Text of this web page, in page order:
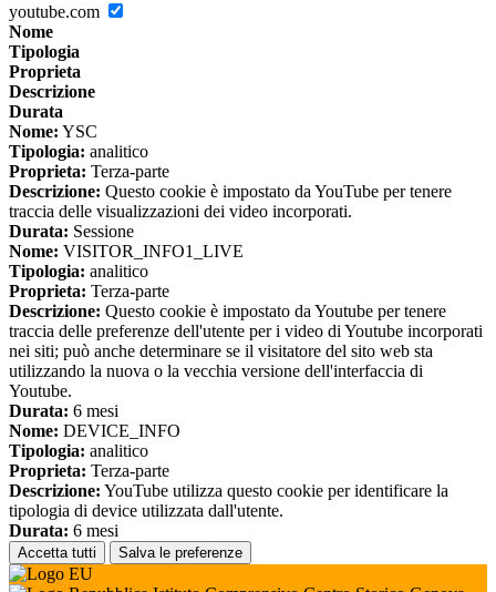
youtube.com
Nome
Tipologia
Proprieta
Descrizione
Durata
Nome: YSC
Tipologia: analitico
Proprieta: Terza-parte
Descrizione: Questo cookie è impostato da YouTube per tenere
traccia delle visualizzazioni dei video incorporati.
Durata: Sessione
Nome: VISITOR_INFO1_LIVE
Tipologia: analitico
Proprieta: Terza-parte
Descrizione: Questo cookie è impostato da Youtube per tenere
traccia delle preferenze dell'utente per i video di Youtube incorporati
nei siti; può anche determinare se il visitatore del sito web sta
utilizzando la nuova o la vecchia versione dell'interfaccia di
Youtube.
Durata: 6 mesi
Nome: DEVICE_INFO
Tipologia: analitico
Proprieta: Terza-parte
Descrizione: YouTube utilizza questo cookie per identificare la
tipologia di device utilizzata dall'utente.
Durata: 6 mesi
Accetta tutti Salva le preferenze